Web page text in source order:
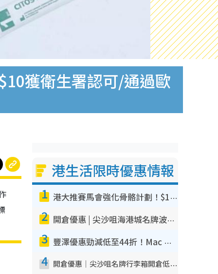
獲衛生署認可/通過歐
港生活限時優惠情報
1 港大推賽馬會強化骨骼計劃！$100骨質密度X光檢查 完成免費運動訓練送超市禮券！附參加資格
2 開倉優惠 | 尖沙咀海港城名牌波鞋開倉低至1折！On鞋$899起／Joy&Peace鞋履$98起
3 豐澤優惠勁減低至44折！Mac mini/iPhone17Pro大減價！廚房家電$220起
4 開倉優惠｜尖沙咀名牌行李箱開倉低至4折！一連5日 American Tourister/ace./Hallmark $200起！